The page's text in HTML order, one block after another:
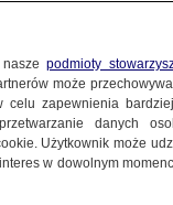
naszepodmioty
może
zapewnienia
danych
Użytkownik może
w dowolnym